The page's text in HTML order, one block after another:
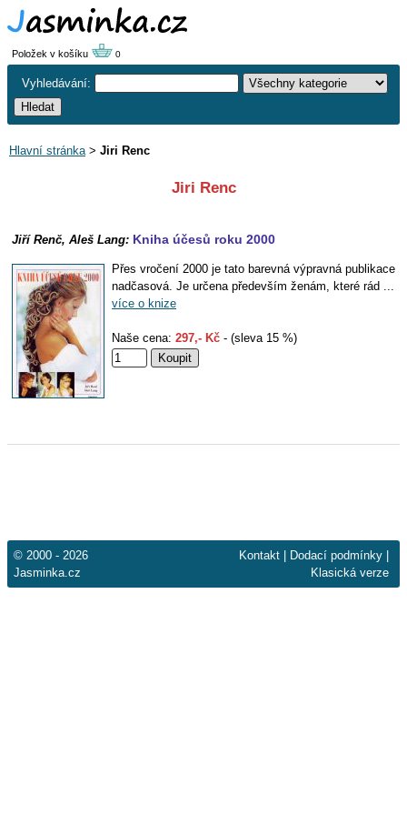
Položek v košíku 0
Vyhledávání:
Hlavní stránka> Jiri Renc
Jiri Renc
Jiří Renč, Aleš Lang: Kniha účesů roku 2000
Přes vročení 2000 je tato barevná výpravná publikace
nadčasová. Je určena především ženám, které rád ...
více o knize
Naše cena: 297,- Kč - (sleva 15 %)
© 2000 - 2026
Jasminka.cz
Kontakt Dodací podmínky